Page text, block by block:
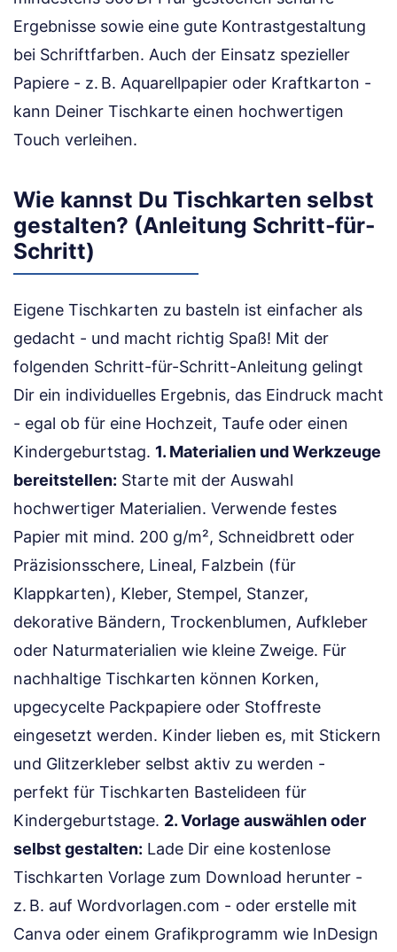
Ergebnisse sowie eine gute Kontrastgestaltung
bei Schriftfarben. Auch der Einsatz spezieller
Papiere - z. B. Aquarellpapier oder Kraftkarton -
kann Deiner Tischkarte einen hochwertigen
Touch verleihen.
Wie kannst Du Tischkarten selbst
gestalten? (Anleitung Schritt-für-
Schritt)
Eigene Tischkarten zu basteln ist einfacher als
gedacht - und macht richtig Spaß! Mit der
folgenden Schritt-für-Schritt-Anleitung gelingt
Dir ein individuelles Ergebnis, das Eindruck macht
- egal ob für eine Hochzeit, Taufe oder einen
Kindergeburtstag. 1. Materialien und Werkzeuge
bereitstellen: Starte mit der Auswahl
hochwertiger Materialien. Verwende festes
Papier mit mind. 200 g/m², Schneidbrett oder
Präzisionsschere, Lineal, Falzbein (für
Klappkarten), Kleber, Stempel, Stanzer,
dekorative Bändern, Trockenblumen, Aufkleber
oder Naturmaterialien wie kleine Zweige. Für
nachhaltige Tischkarten können Korken,
upgecycelte Packpapiere oder Stoffreste
eingesetzt werden. Kinder lieben es, mit Stickern
und Glitzerkleber selbst aktiv zu werden -
perfekt für Tischkarten Bastelideen für
Kindergeburtstage. 2. Vorlage auswählen oder
selbst gestalten: Lade Dir eine kostenlose
Tischkarten Vorlage zum Download herunter -
z. B. auf Wordvorlagen.com - oder erstelle mit
Canva oder einem Grafikprogramm wie InDesign